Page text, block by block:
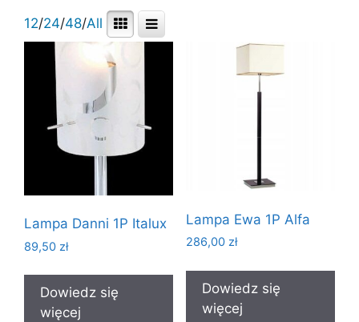
12/24/48/All
Lampa Danni 1P Italux
89,50 zł
Dowiedz się
więcej
Lampa Ewa 1P Alfa
286,00 zł
Dowiedz się
więcej